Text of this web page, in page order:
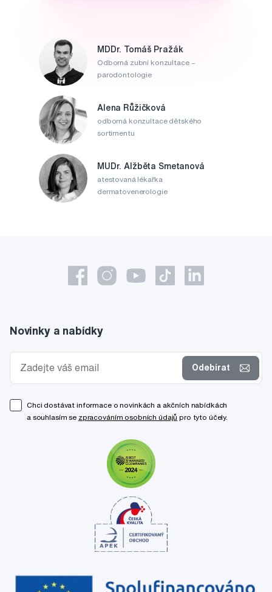
MDDr. Tomáš Pražák
Odborná zubní konzultace –
parodontologie
Alena Růžičková
odborná konzultace dětského
sortimentu
MUDr. Alžběta Smetanová
atestovaná lékařka
dermatovenerologie
Novinky a nabídky
Odebírat
Chci dostávat informace o novinkách a akčních nabídkách
a souhlasím se zpracováním osobních údajů pro tyto účely.